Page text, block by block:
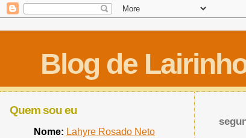
Blog de
Quem sou eu
Nome: Lahyre Rosado Neto